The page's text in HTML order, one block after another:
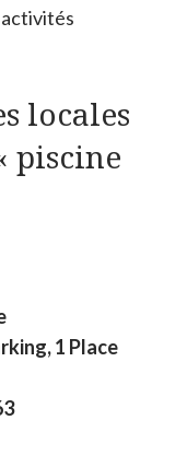
locales
piscine
1 Place